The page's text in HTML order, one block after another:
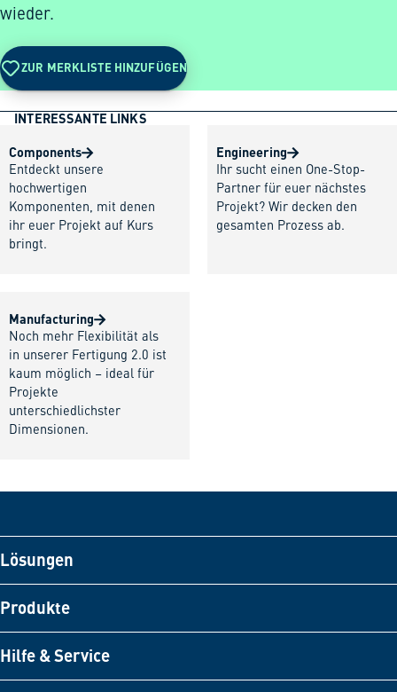
wieder.
ZUR MERKLISTE HINZUFÜGEN
INTERESSANTE LINKS
Components
Entdeckt unsere
hochwertigen
Komponenten, mit denen
ihr euer Projekt auf Kurs
bringt.
Engineering
Ihr sucht einen One-Stop-
Partner für euer nächstes
Projekt? Wir decken den
gesamten Prozess ab.
Manufacturing
Noch mehr Flexibilität als
in unserer Fertigung 2.0 ist
kaum möglich – ideal für
Projekte
unterschiedlichster
Dimensionen.
Lösungen
Produkte
Hilfe & Service